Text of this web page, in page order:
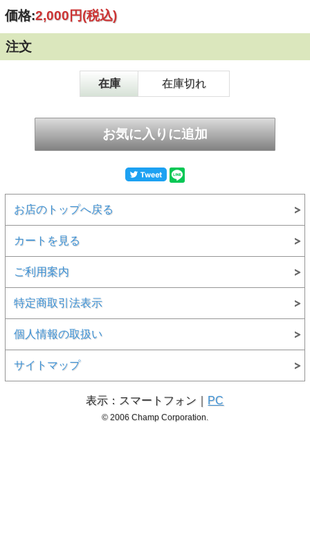
価格:2,000円(税込)
注文
在庫 在庫切れ
お店のトップへ戻る
カートを見る
ご利用案内
特定商取引法表示
個人情報の取扱い
サイトマップ
表示：スマートフォン｜ PC
© 2006 Champ Corporation.